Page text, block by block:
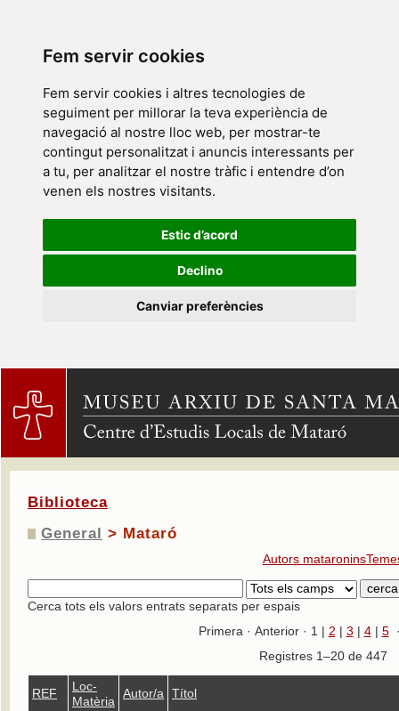
Fem servir cookies
Fem servir cookies i altres tecnologies de
seguiment per millorar la teva experiència de
navegació al nostre lloc web, per mostrar-te
contingut personalitzat i anuncis interessants per
a tu, per analitzar el nostre tràfic i entendre d’on
venen els nostres visitants.
Estic d’acord
Declino
Canviar preferències
Biblioteca
General > Mataró
Autors mataronins
Cerca tots els valors entrats separats per espais
Primera · Anterior · 1 | 2 3 4| 5
Registres 1–20 de 447
REF
Loc-
Matèria
Autor/a Títol